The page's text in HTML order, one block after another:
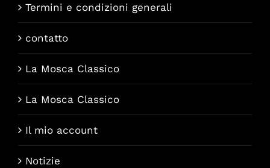
Termini e condizioni generali
contatto
La Mosca Classico
La Mosca Classico
Il mio account
Notizie